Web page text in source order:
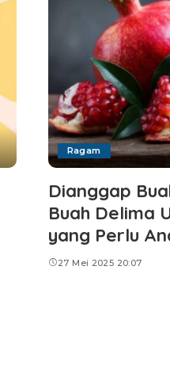
Ragam
Dianggap
Buah Delima
yang Perlu
27 Mei 2025 20:07